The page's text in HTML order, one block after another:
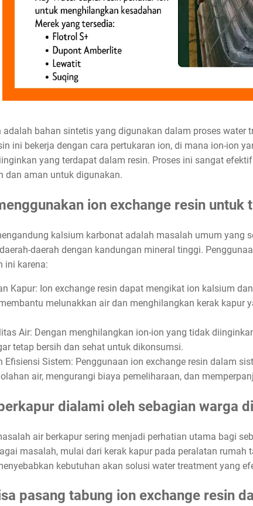
adalah bahan sintetis yang digunakan dalam proses water
ini bekerja dengan cara pertukaran ion, di mana ion-ion
yang terdapat dalam resin. Proses ini sangat
dan aman untuk digunakan.
ion exchange resin
kalsium karbonat adalah masalah umum yang
daerah dengan kandungan mineral tinggi.
ini karena:
Kapur: Ion exchange resin dapat mengikat ion kalsium
melunakkan air dan menghilangkan kerak kapur
Air: Dengan menghilangkan ion-ion yang tidak
tetap bersih dan sehat untuk dikonsumsi.
Efisiensi Sistem: Penggunaan ion exchange resin dalam
air, mengurangi biaya pemeliharaan, dan
dialami oleh sebagian warga
air berkapur sering menjadi perhatian utama bagi
masalah, mulai dari kerak kapur pada peralatan rumah
kebutuhan akan solusi water treatment yang
pasang tabung ion exchange resin